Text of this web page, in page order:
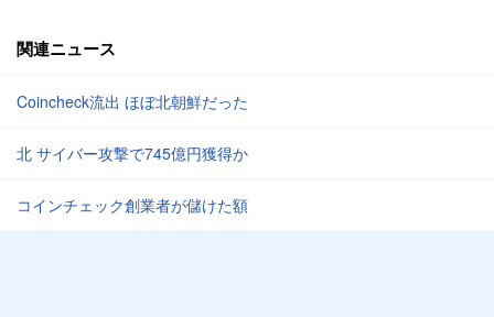
関連ニュース
Coincheck流出 ほぼ北朝鮮だった
北 サイバー攻撃で745億円獲得か
コインチェック創業者が儲けた額